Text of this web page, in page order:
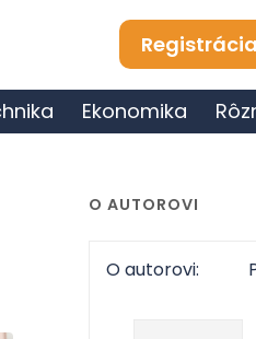
Registrácia
Ekonomika
O AUTOROVI
O autorovi: